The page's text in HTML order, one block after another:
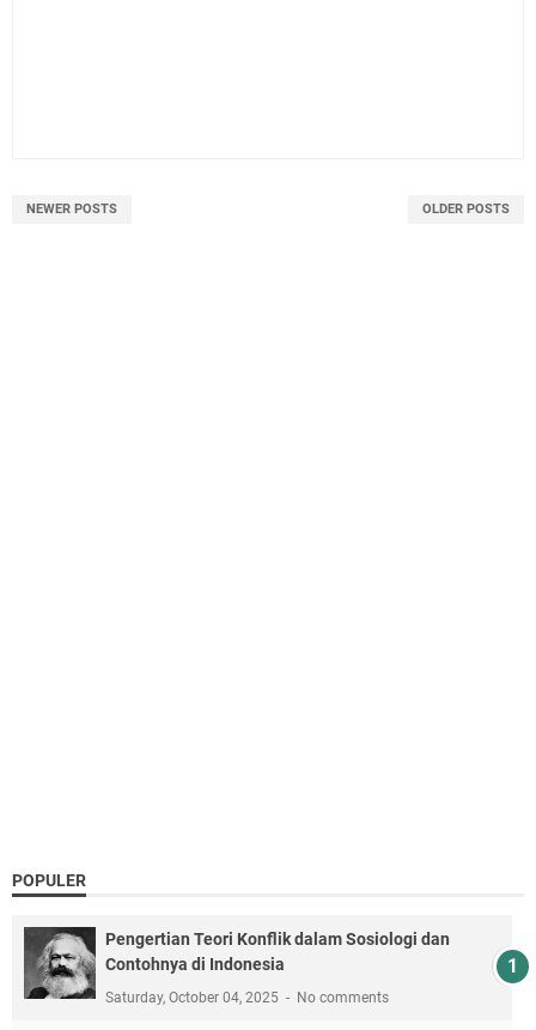
NEWER POSTS OLDER POSTS
POPULER
Pengertian Teori Konflik dalam Sosiologi dan
Contohnya di Indonesia
Saturday, October 04, 2025 No comments